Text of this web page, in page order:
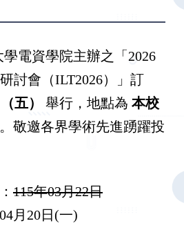
電資學院主辦之「2026
討會（ILT2026）」訂
五） 舉行，地點為 本校
敬邀各界學術先進踴躍投
： 115年03月22日
月20日(一)